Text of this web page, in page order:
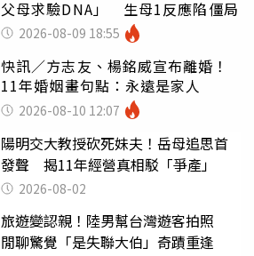
父母求驗DNA」 生母1反應陷僵局
2026-08-09 18:55
快訊／方志友、楊銘威宣布離婚！
11年婚姻畫句點：永遠是家人
2026-08-10 12:07
陽明交大教授砍死妹夫！岳母追思首
發聲 揭11年經營真相駁「爭產」
2026-08-02
旅遊變認親！陸男幫台灣遊客拍照
閒聊驚覺「是失聯大伯」奇蹟重逢